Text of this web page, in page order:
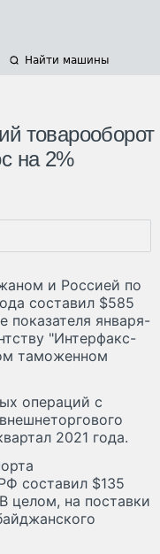
Найти машины
товарооборот
на 2%
и Россией по
составил $585
показателя января-
"Интерфакс-
таможенном
операций с
2021 года.
составил $135
целом, на поставки